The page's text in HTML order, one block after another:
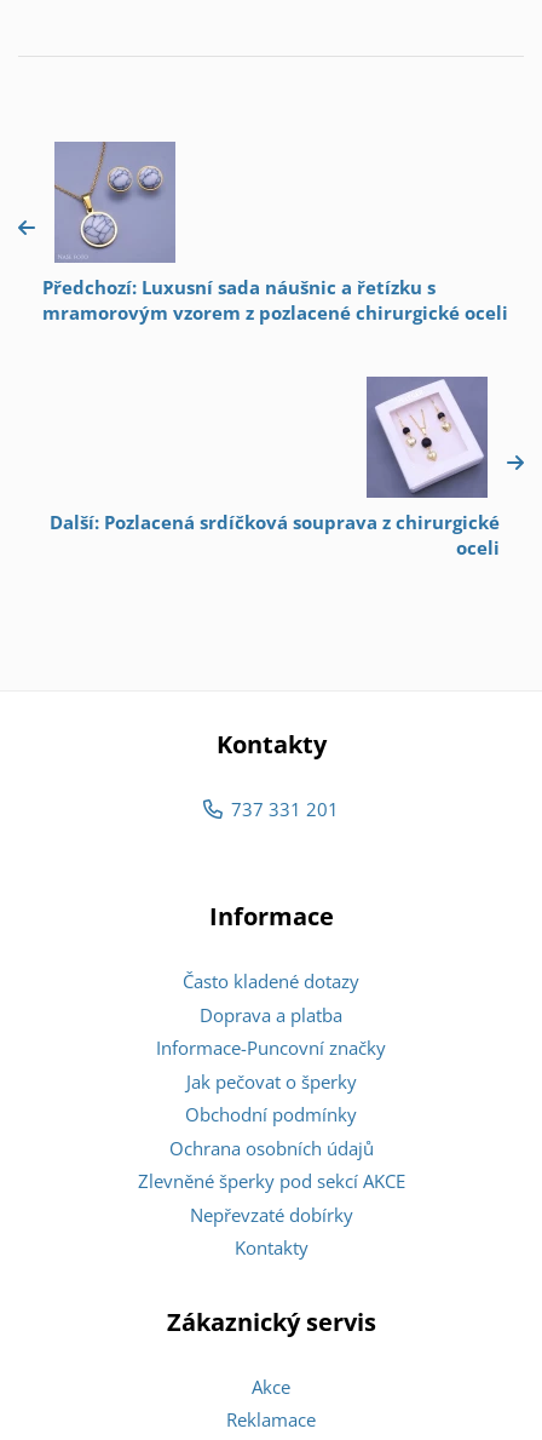
Předchozí: Luxusní sada náušnic a řetízku s
mramorovým vzorem z pozlacené chirurgické oceli
Další: Pozlacená srdíčková souprava z chirurgické
oceli
Kontakty
737 331 201
Informace
Často kladené dotazy
Doprava a platba
Informace-Puncovní značky
Jak pečovat o šperky
Obchodní podmínky
Ochrana osobních údajů
Zlevněné šperky pod sekcí AKCE
Nepřevzaté dobírky
Kontakty
Zákaznický servis
Akce
Reklamace